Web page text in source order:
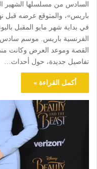
السادس من مسلسلها الشهير
في بداية شهر مايو المقبل
الفرنسية باريس. موسم
القصة وموعد العرض وكانت
تفاصيل جديدة، حول أحداث…
أكمل القراءة »